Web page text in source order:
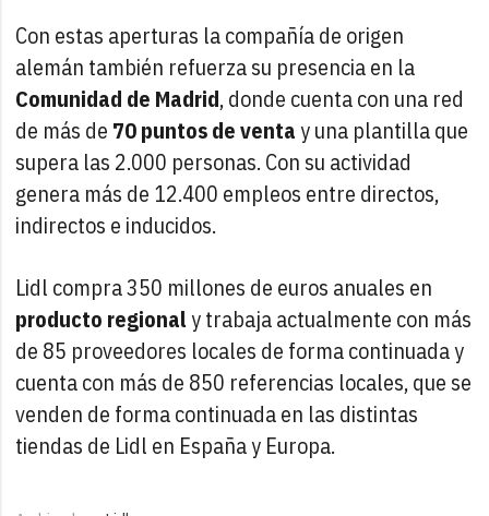
Con estas aperturas la compañía de origen
alemán también refuerza su presencia en la
Comunidad de Madrid, donde cuenta con una red
de más de 70 puntos de ventay una plantilla que
supera las 2.000 personas. Con su actividad
genera más de 12.400 empleos entre directos,
indirectos e inducidos.
Lidl compra 350 millones de euros anuales en
producto regionaly trabaja actualmente con más
de 85 proveedores locales de forma continuada y
cuenta con más de 850 referencias locales, que se
venden de forma continuada en las distintas
tiendas de Lidl en España y Europa.